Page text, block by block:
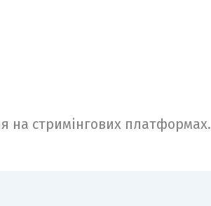
на стримінгових платформах.